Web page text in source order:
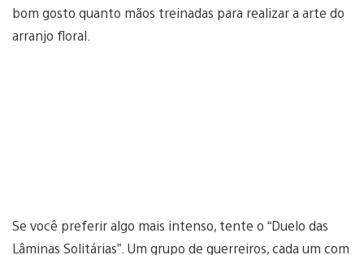
bom gosto quanto mãos treinadas para realizar a arte do
arranjo floral.
Se você preferir algo mais intenso, tente o “Duelo das
Lâminas Solitárias”. Um grupo de guerreiros, cada um com